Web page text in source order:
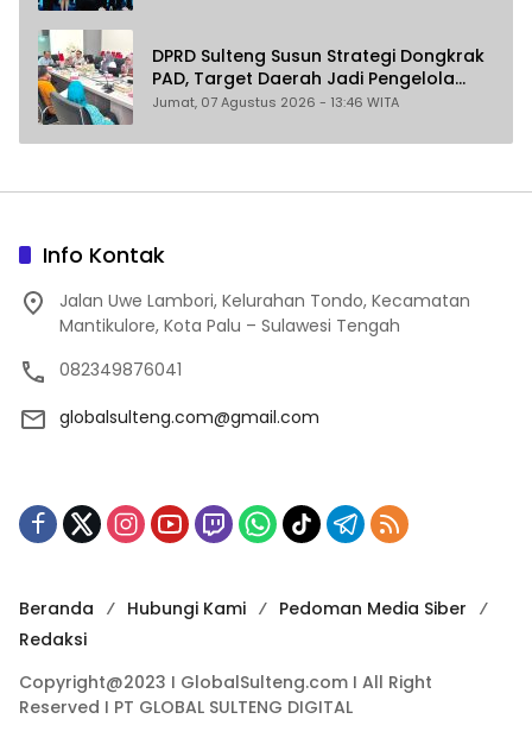
DPRD Sulteng Susun Strategi Dongkrak
PAD, Target Daerah Jadi Pengelola
Sekaligus Penghasil
Jumat, 07 Agustus 2026 - 13:46 WITA
Info Kontak
Jalan Uwe Lambori, Kelurahan Tondo, Kecamatan
Mantikulore, Kota Palu – Sulawesi Tengah
082349876041
globalsulteng.com@gmail.com
Beranda Hubungi Kami
Pedoman Media Siber
Redaksi
Copyright@2023 I GlobalSulteng.com I All Right
Reserved I PT GLOBAL SULTENG DIGITAL